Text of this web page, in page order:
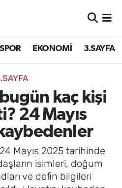
SPOR EKONOMİ 3.SAYFA
kaç kişi
24 Mayıs
kaybedenler
Mayıs 2025 tarihinde
isimleri, doğum
ve defin bilgileri
Haritası
ve Fikstür